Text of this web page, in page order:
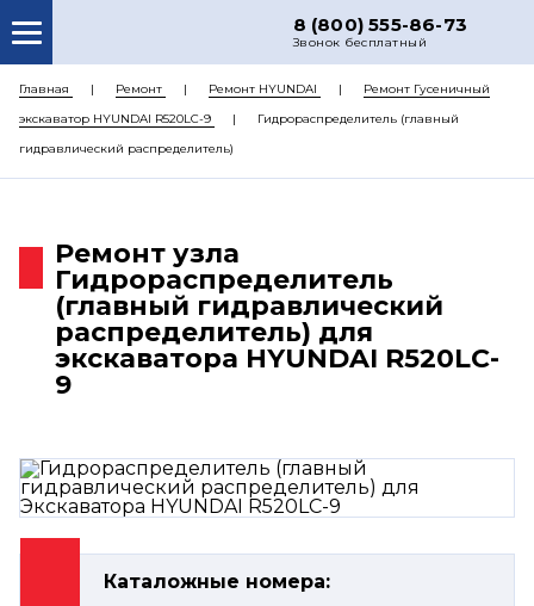
8 (800) 555-86-73
Звонок бесплатный
О НАС
КАТАЛОГ ЗАПЧАСТЕЙ
РЕМОНТ
КОНТАКТЫ
Главная Ремонт Ремонт HYUNDAI
Ремонт Гусеничный
экскаватор HYUNDAI R520LC-9
Гидрораспределитель (главный
гидравлический распределитель)
Ремонт узла
Гидрораспределитель
(главный гидравлический
распределитель) для
экскаватора HYUNDAI R520LC-
9
Каталожные номера: